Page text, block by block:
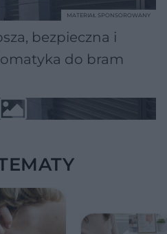
bezpieczna i
do bram
MATERIAŁ SPONSOROWANY